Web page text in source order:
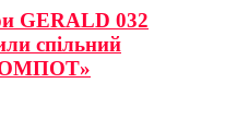
GERALD 032
спільний